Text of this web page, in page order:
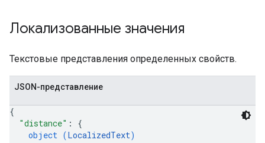
Локализованные значения
Текстовые представления определенных свойств.
JSON-представление
{
"distance" : {
object (LocalizedText)